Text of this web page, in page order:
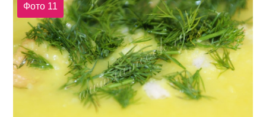
Фото 11